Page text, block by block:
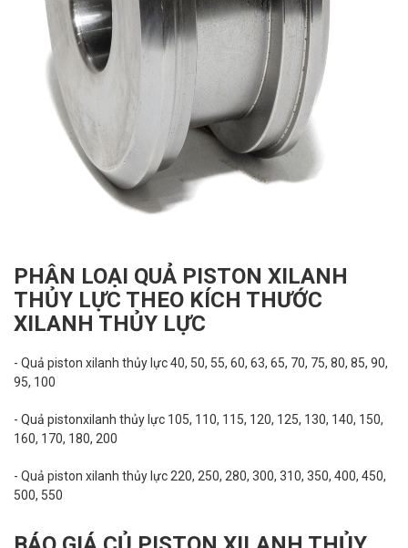
PHÂN LOẠI QUẢ PISTON XILANH
THỦY LỰC THEO KÍCH THƯỚC
XILANH THỦY LỰC
- Quả piston xilanh thủy lực 40, 50, 55, 60, 63, 65, 70, 75, 80, 85, 90,
95, 100
- Quả pistonxilanh thủy lực 105, 110, 115, 120, 125, 130, 140, 150,
160, 170, 180, 200
- Quả piston xilanh thủy lực 220, 250, 280, 300, 310, 350, 400, 450,
500, 550